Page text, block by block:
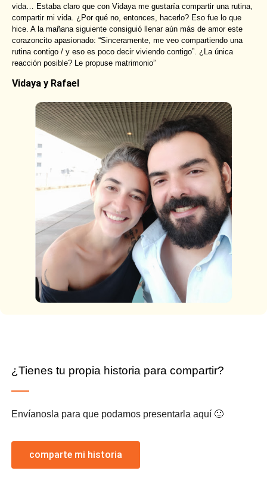
vida… Estaba claro que con Vidaya me gustaría compartir una rutina,
compartir mi vida. ¿Por qué no, entonces, hacerlo? Eso fue lo que
hice. A la mañana siguiente consiguió llenar aún más de amor este
corazoncito apasionado: “Sinceramente, me veo compartiendo una
rutina contigo / y eso es poco decir viviendo contigo”. ¿La única
reacción posible? Le propuse matrimonio”
Vidaya y Rafael
¿Tienes tu propia historia para compartir?
Envíanosla para que podamos presentarla aquí 🙂
comparte mi historia